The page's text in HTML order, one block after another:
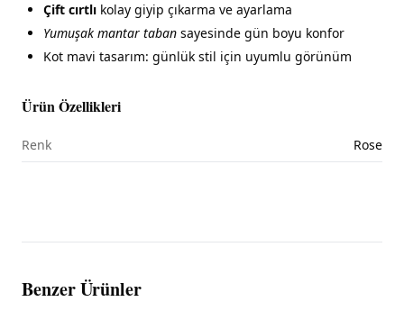
Çift cırtlı kolay giyip çıkarma ve ayarlama
Yumuşak mantar taban sayesinde gün boyu konfor
Kot mavi tasarım: günlük stil için uyumlu görünüm
Ürün Özellikleri
Renk Rose
Benzer Ürünler